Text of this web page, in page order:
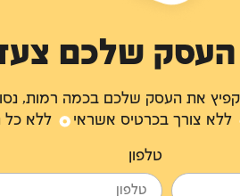
העסק שלכם
את העסק שלכם בכמה רמות, נסו
ללא צורך בכרטיס אשראי ללא כל
טלפון